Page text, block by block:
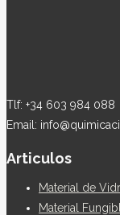
Tlf: +34 603 984 088
Email:
Articulos
Material de
Material